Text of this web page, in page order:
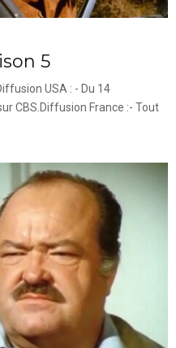
5
USA : - Du 14
CBS.Diffusion France :- Tout